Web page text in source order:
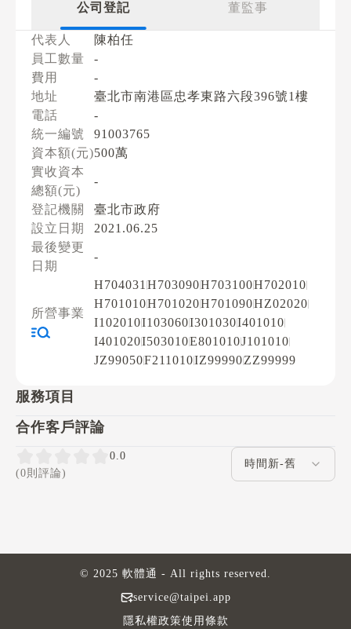
公司登記 董監事
代表人
陳柏任
員工數量
-
費用
-
地址
臺北市南港區忠孝東路六段396號1樓
電話
-
統一編號
91003765
資本額(元)500萬
實收資本
總額(元)
-
登記機關
臺北市政府
設立日期
2021.06.25
最後變更
日期
-
所營事業
H704031 H703090H703100H702010
H701010H701020H701090HZ02020
I102010I103060I301030I401010
I401020I503010E801010J101010
JZ99050F211010IZ99990ZZ99999
服務項目
合作客戶評論
0.0
(0則評論)
評論排序
service@taipei.app
© 2025 軟體通 - All rights reserved.
隱私權政策使用條款